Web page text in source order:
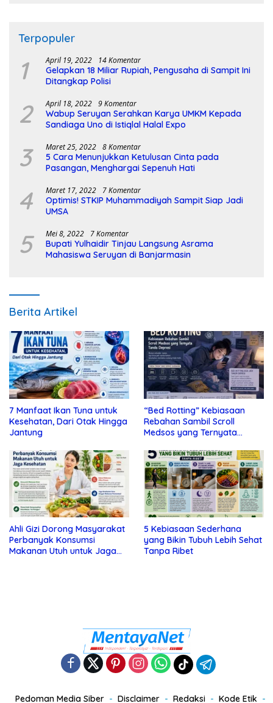
Terpopuler
1 April 19, 2022 14 Komentar
Gelapkan 18 Miliar Rupiah, Pengusaha di Sampit Ini
Ditangkap Polisi
2 April 18, 2022 9 Komentar
Wabup Seruyan Serahkan Karya UMKM Kepada
Sandiaga Uno di Istiqlal Halal Expo
3 Maret 25, 2022 8 Komentar
5 Cara Menunjukkan Ketulusan Cinta pada
Pasangan, Menghargai Sepenuh Hati
4 Maret 17, 2022 7 Komentar
Optimis! STKIP Muhammadiyah Sampit Siap Jadi
UMSA
5 Mei 8, 2022 7 Komentar
Bupati Yulhaidir Tinjau Langsung Asrama
Mahasiswa Seruyan di Banjarmasin
Berita Artikel
7 Manfaat Ikan Tuna untuk
Kesehatan, Dari Otak Hingga
Jantung
“Bed Rotting” Kebiasaan
Rebahan Sambil Scroll
Medsos yang Ternyata
Ahli Gizi Dorong Masyarakat
Perbanyak Konsumsi
Makanan Utuh untuk Jaga
5 Kebiasaan Sederhana
yang Bikin Tubuh Lebih Sehat
Tanpa Ribet
Pedoman Media Siber Disclaimer Redaksi Kode Etik